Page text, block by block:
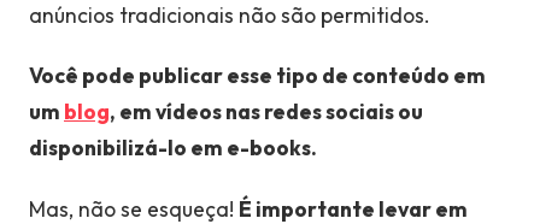
anúncios tradicionais não são permitidos.
Você pode publicar esse tipo de conteúdo em
um blog, em vídeos nas redes sociais ou
disponibilizá-lo em e-books.
Mas, não se esqueça! É importante levar em